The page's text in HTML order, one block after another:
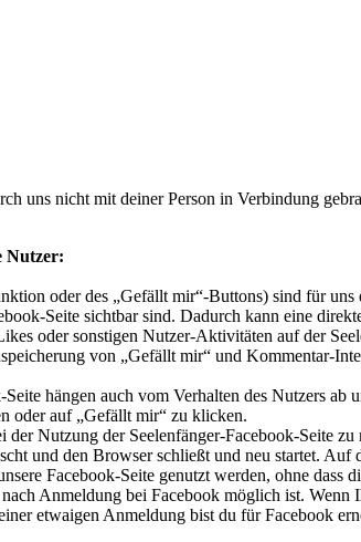
uns nicht mit deiner Person in Verbindung
Nutzer:
oder des „Gefällt mir“-Buttons) sind für uns
Seite sichtbar sind. Dadurch kann eine
oder sonstigen Nutzer-Aktivitäten auf der
von „Gefällt mir“ und Kommentar-
hängen auch vom Verhalten des Nutzers
oder auf „Gefällt mir“ zu klicken.
Nutzung der Seelenfänger-Facebook-Seite
und den Browser schließt und neu startet.
Facebook-Seite genutzt werden, ohne dass
Anmeldung bei Facebook möglich ist.
etwaigen Anmeldung bist du für Facebook